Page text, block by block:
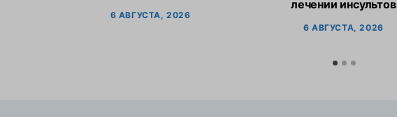
6 АВГУСТА, 2026
лечении инсультов
6 АВГУСТА, 2026